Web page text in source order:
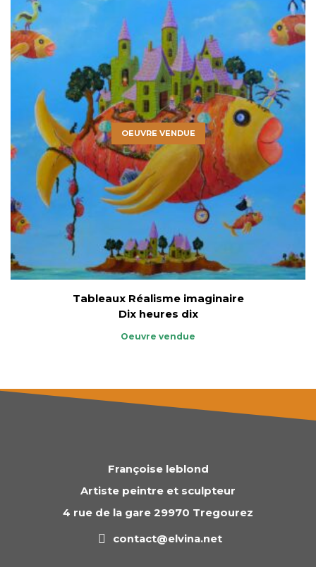
OEUVRE VENDUE
Tableaux Réalisme imaginaire
Dix heures dix
Oeuvre vendue
Françoise leblond
Artiste peintre et sculpteur
4 rue de la gare 29970 Tregourez
contact@elvina.net